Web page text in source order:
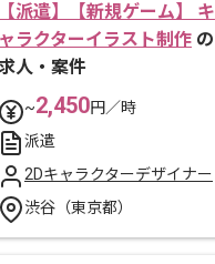
派遣】【新規ゲーム】 キ
ラクターイラスト制作 の
人・案件
~2,450円／時
派遣
2Dキャラクターデザイナー
渋谷（東京都）